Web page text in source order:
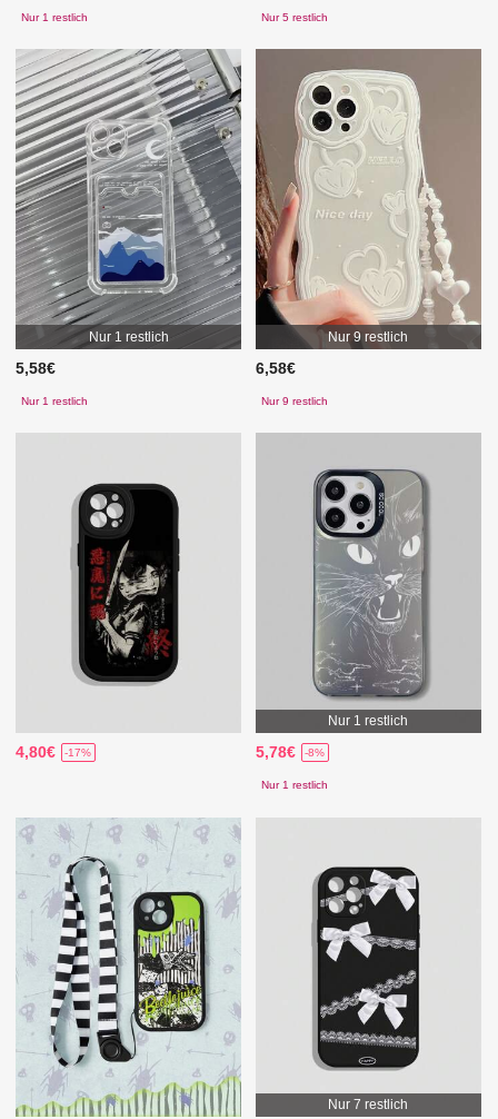
Nur 1 restlich Nur 5 restlich
Nur 1 restlich
5,58€
Nur 1 restlich
Nur 9 restlich
6,58€
Nur 9 restlich
4,80€ -17%
Nur 1 restlich
5,78€ -8%
Nur 1 restlich
Nur 7 restlich